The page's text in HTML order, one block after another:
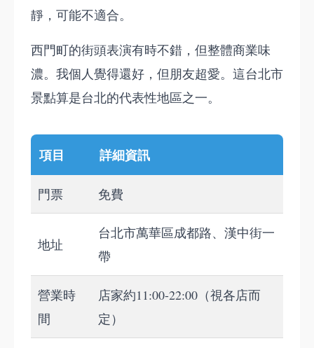
靜，可能不適合。
西門町的街頭表演有時不錯，但整體商業味
濃。我個人覺得還好，但朋友超愛。這台北市
景點算是台北的代表性地區之一。
項目 詳細資訊
門票 免費
地址
台北市萬華區成都路、漢中街一
帶
營業時
間
店家約11:00-22:00（視各店而
定）